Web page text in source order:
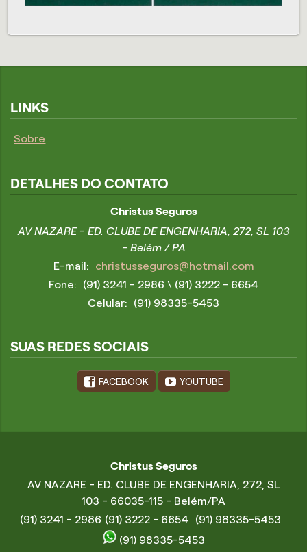
LINKS
Sobre
DETALHES DO CONTATO
Christus Seguros
AV NAZARE - ED. CLUBE DE ENGENHARIA, 272, SL 103
- Belém / PA
E-mail:
christusseguros@hotmail.com
Fone:
(91) 3241 - 2986 \ (91) 3222 - 6654
Celular:
(91) 98335-5453
SUAS REDES SOCIAIS
FACEBOOK YOUTUBE
Christus Seguros
AV NAZARE - ED. CLUBE DE ENGENHARIA, 272, SL
103 - 66035-115 - Belém/PA
(91) 3241 - 2986 (91) 3222 - 6654
(91) 98335-5453
(91) 98335-5453